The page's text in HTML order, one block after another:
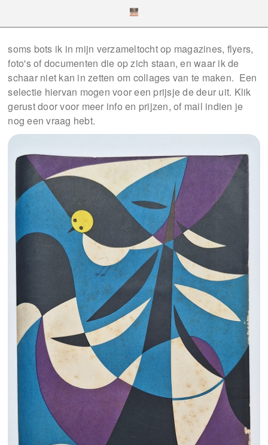
soms bots ik in mijn verzameltocht op magazines, flyers,
foto's of documenten die op zich staan, en waar ik de
schaar niet kan in zetten om collages van te maken. Een
selectie hiervan mogen voor een prijsje de deur uit. Klik
gerust door voor meer info en prijzen, of mail indien je
nog een vraag hebt.